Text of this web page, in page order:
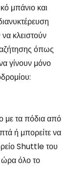
μπάνιο και
κλειστούν
όπως
γίνουν μόνο
με τα πόδια από
ή μπορείτε να
Shuttle του
ώρα όλο το